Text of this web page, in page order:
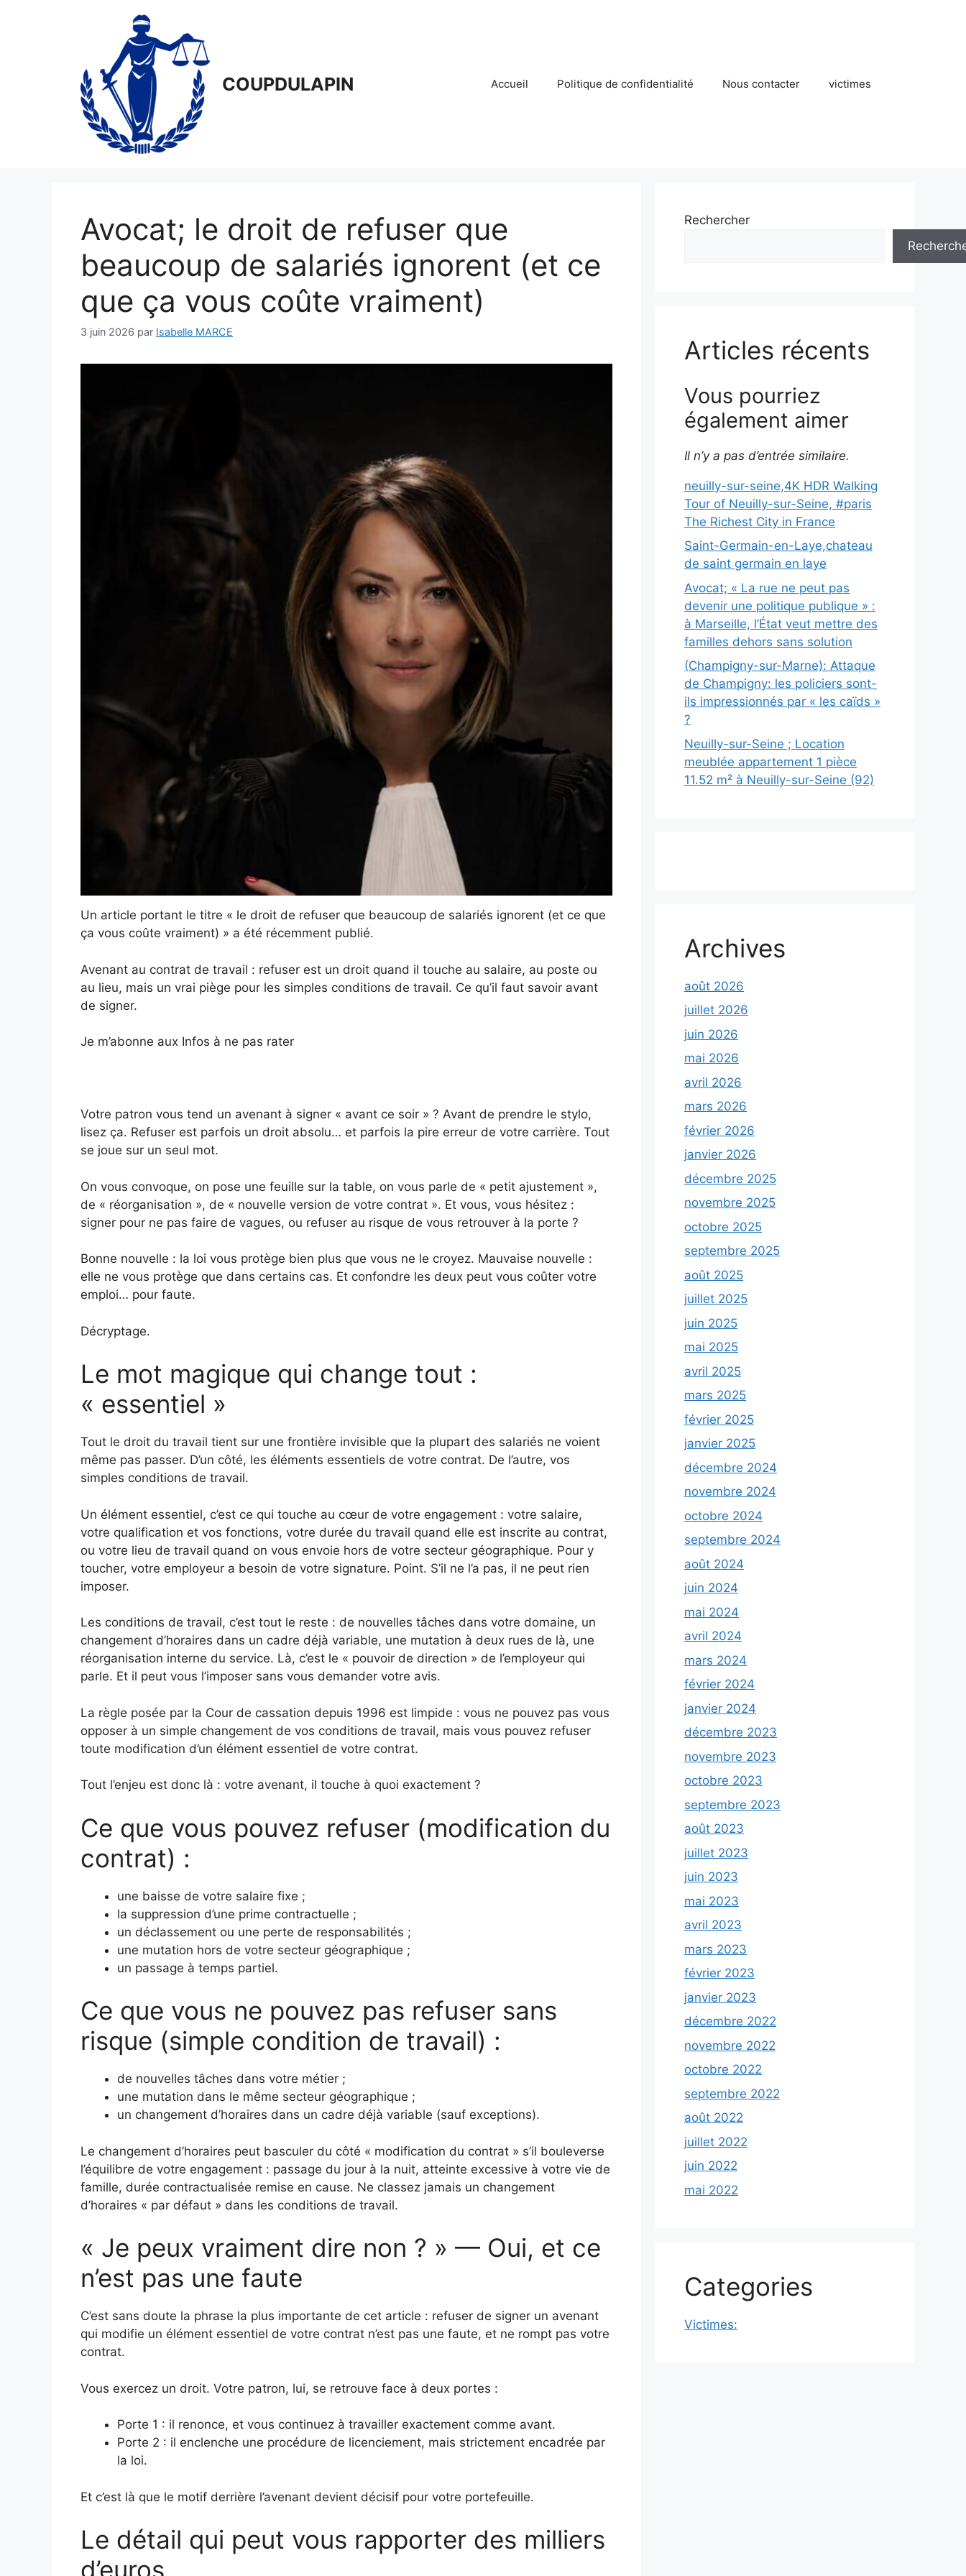
COUPDULAPIN Accueil Politique de confidentialité Nous contacter victimes
Avocat; le droit de refuser que
beaucoup de salariés ignorent (et ce
que ça vous coûte vraiment)
3 juin 2026 par Isabelle MARCE
Un article portant le titre « le droit de refuser que beaucoup de salariés ignorent (et ce que
ça vous coûte vraiment) » a été récemment publié.
Avenant au contrat de travail : refuser est un droit quand il touche au salaire, au poste ou
au lieu, mais un vrai piège pour les simples conditions de travail. Ce qu’il faut savoir avant
de signer.
Je m’abonne aux Infos à ne pas rater
Votre patron vous tend un avenant à signer « avant ce soir » ? Avant de prendre le stylo,
lisez ça. Refuser est parfois un droit absolu… et parfois la pire erreur de votre carrière. Tout
se joue sur un seul mot.
On vous convoque, on pose une feuille sur la table, on vous parle de « petit ajustement »,
de « réorganisation », de « nouvelle version de votre contrat ». Et vous, vous hésitez :
signer pour ne pas faire de vagues, ou refuser au risque de vous retrouver à la porte ?
Bonne nouvelle : la loi vous protège bien plus que vous ne le croyez. Mauvaise nouvelle :
elle ne vous protège que dans certains cas. Et confondre les deux peut vous coûter votre
emploi… pour faute.
Décryptage.
Le mot magique qui change tout :
« essentiel »
Tout le droit du travail tient sur une frontière invisible que la plupart des salariés ne voient
même pas passer. D’un côté, les éléments essentiels de votre contrat. De l’autre, vos
simples conditions de travail.
Un élément essentiel, c’est ce qui touche au cœur de votre engagement : votre salaire,
votre qualification et vos fonctions, votre durée du travail quand elle est inscrite au contrat,
ou votre lieu de travail quand on vous envoie hors de votre secteur géographique. Pour y
toucher, votre employeur a besoin de votre signature. Point. S’il ne l’a pas, il ne peut rien
imposer.
Les conditions de travail, c’est tout le reste : de nouvelles tâches dans votre domaine, un
changement d’horaires dans un cadre déjà variable, une mutation à deux rues de là, une
réorganisation interne du service. Là, c’est le « pouvoir de direction » de l’employeur qui
parle. Et il peut vous l’imposer sans vous demander votre avis.
La règle posée par la Cour de cassation depuis 1996 est limpide : vous ne pouvez pas vous
opposer à un simple changement de vos conditions de travail, mais vous pouvez refuser
toute modification d’un élément essentiel de votre contrat.
Tout l’enjeu est donc là : votre avenant, il touche à quoi exactement ?
Ce que vous pouvez refuser (modification du
contrat) :
une baisse de votre salaire fixe ;
la suppression d’une prime contractuelle ;
un déclassement ou une perte de responsabilités ;
une mutation hors de votre secteur géographique ;
un passage à temps partiel.
Ce que vous ne pouvez pas refuser sans
risque (simple condition de travail) :
de nouvelles tâches dans votre métier ;
une mutation dans le même secteur géographique ;
un changement d’horaires dans un cadre déjà variable (sauf exceptions).
Le changement d’horaires peut basculer du côté « modification du contrat » s’il bouleverse
l’équilibre de votre engagement : passage du jour à la nuit, atteinte excessive à votre vie de
famille, durée contractualisée remise en cause. Ne classez jamais un changement
d’horaires « par défaut » dans les conditions de travail.
« Je peux vraiment dire non ? » — Oui, et ce
n’est pas une faute
C’est sans doute la phrase la plus importante de cet article : refuser de signer un avenant
qui modifie un élément essentiel de votre contrat n’est pas une faute, et ne rompt pas votre
contrat.
Vous exercez un droit. Votre patron, lui, se retrouve face à deux portes :
Porte 1 : il renonce, et vous continuez à travailler exactement comme avant.
Porte 2 : il enclenche une procédure de licenciement, mais strictement encadrée par
la loi.
Et c’est là que le motif derrière l’avenant devient décisif pour votre portefeuille.
Le détail qui peut vous rapporter des milliers
d’euros
Rechercher
Articles récents
Vous pourriez
également aimer
Il n’y a pas d’entrée similaire.
neuilly-sur-seine,4K HDR Walking
Tour of Neuilly-sur-Seine, #paris
The Richest City in France
Saint-Germain-en-Laye,chateau
de saint germain en laye
Avocat; « La rue ne peut pas
devenir une politique publique » :
à Marseille, l’État veut mettre des
familles dehors sans solution
(Champigny-sur-Marne): Attaque
de Champigny: les policiers sont-
ils impressionnés par « les caïds »
?
Neuilly-sur-Seine ; Location
meublée appartement 1 pièce
11.52 m² à Neuilly-sur-Seine (92)
Archives
août 2026
juillet 2026
juin 2026
mai 2026
avril 2026
mars 2026
février 2026
janvier 2026
décembre 2025
novembre 2025
octobre 2025
septembre 2025
août 2025
juillet 2025
juin 2025
mai 2025
avril 2025
mars 2025
février 2025
janvier 2025
décembre 2024
novembre 2024
octobre 2024
septembre 2024
août 2024
juin 2024
mai 2024
avril 2024
mars 2024
février 2024
janvier 2024
décembre 2023
novembre 2023
octobre 2023
septembre 2023
août 2023
juillet 2023
juin 2023
mai 2023
avril 2023
mars 2023
février 2023
janvier 2023
décembre 2022
novembre 2022
octobre 2022
septembre 2022
août 2022
juillet 2022
juin 2022
mai 2022
Categories
Victimes: